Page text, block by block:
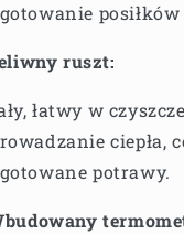
ruszt:
łatwy w
ciepła,
potrawy.